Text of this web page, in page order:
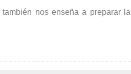
también nos enseña a preparar la